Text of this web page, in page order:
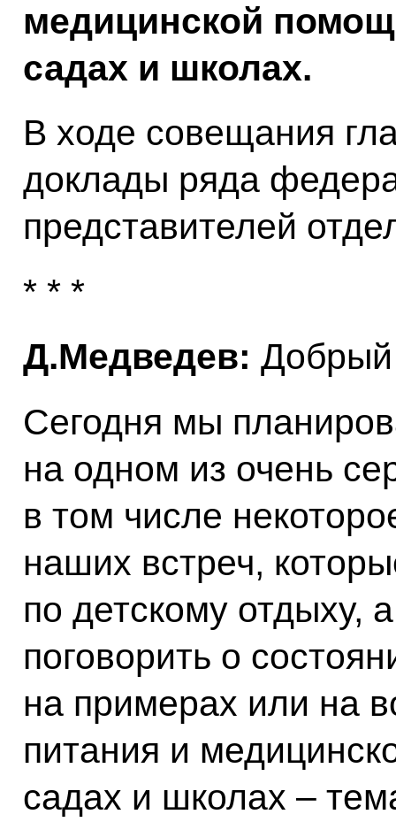
медицинской
садах и школах.
В ходе совещания
доклады ряда
представителей
* * *
Д.Медведев:
Сегодня мы
на одном из очень
в том числе
наших встреч,
по детскому отдыху,
поговорить о
на примерах или на
питания и
садах и школах –